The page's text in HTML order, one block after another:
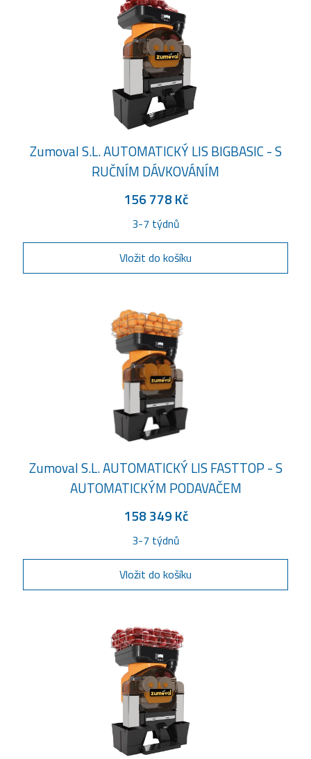
Zumoval S.L. AUTOMATICKÝ LIS BIGBASIC - S
RUČNÍM DÁVKOVÁNÍM
156 778 Kč
3-7 týdnů
Vložit do košíku
Zumoval S.L. AUTOMATICKÝ LIS FASTTOP - S
AUTOMATICKÝM PODAVAČEM
158 349 Kč
3-7 týdnů
Vložit do košíku